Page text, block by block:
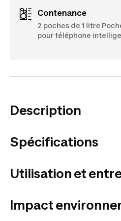
Contenance
2 poches de 1 litre
pour téléphone
Description
Spécifications
Utilisation et
Impact